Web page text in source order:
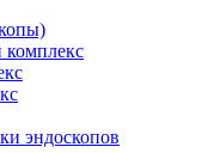
комплекс
эндоскопов